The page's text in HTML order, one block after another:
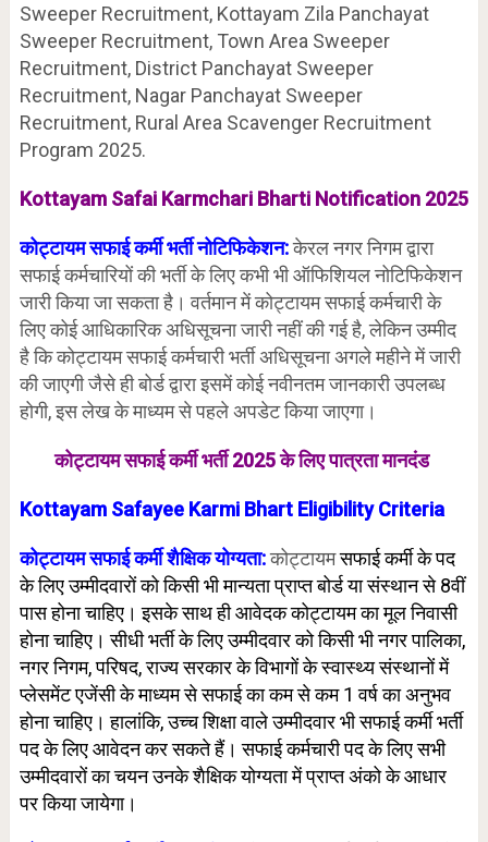
Sweeper Recruitment, Kottayam Zila Panchayat
Sweeper Recruitment, Town Area Sweeper
Recruitment, District Panchayat Sweeper
Recruitment, Nagar Panchayat Sweeper
Recruitment, Rural Area Scavenger Recruitment
Program 2025.
Kottayam Safai Karmchari Bharti Notification 2025
कोट्टायम सफाई कर्मी भर्ती नोटिफिकेशन:केरल नगर निगम द्वारा
सफाई कर्मचारियों की भर्ती के लिए कभी भी ऑफिशियल नोटिफिकेशन
जारी किया जा सकता है। वर्तमान में कोट्टायम सफाई कर्मचारी के
लिए कोई आधिकारिक अधिसूचना जारी नहीं की गई है, लेकिन उम्मीद
है कि कोट्टायम सफाई कर्मचारी भर्ती अधिसूचना अगले महीने में जारी
की जाएगी जैसे ही बोर्ड द्वारा इसमें कोई नवीनतम जानकारी उपलब्ध
होगी, इस लेख के माध्यम से पहले अपडेट किया जाएगा।
कोट्टायम सफाई कर्मी भर्ती 2025 के लिए पात्रता मानदंड
Kottayam Safayee Karmi Bhart Eligibility Criteria
कोट्टायम सफाई कर्मी शैक्षिक योग्यता:कोट्टायमसफाई कर्मी के पद
के लिए उम्मीदवारों को किसी भी मान्यता प्राप्त बोर्ड या संस्थान से 8वीं
पास होना चाहिए। इसके साथ ही आवेदक कोट्टायम का मूल निवासी
होना चाहिए। सीधी भर्ती के लिए उम्मीदवार को किसी भी नगर पालिका,
नगर निगम, परिषद, राज्य सरकार के विभागों के स्वास्थ्य संस्थानों में
प्लेसमेंट एजेंसी के माध्यम से सफाई का कम से कम 1 वर्ष का अनुभव
होना चाहिए। हालांकि, उच्च शिक्षा वाले उम्मीदवार भी सफाई कर्मी भर्ती
पद के लिए आवेदन कर सकते हैं। सफाई कर्मचारी पद के लिए सभी
उम्मीदवारों का चयन उनके शैक्षिक योग्यता में प्राप्त अंको के आधार
पर किया जायेगा।